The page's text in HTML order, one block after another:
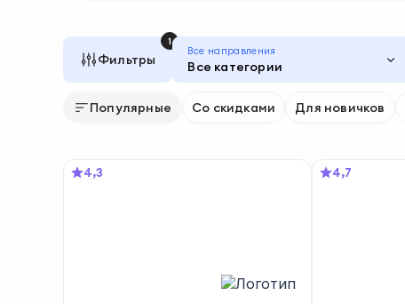
Фильтры
1
Все направления
Все категории
Популярные Со скидками Для новичков
4,3 4,7